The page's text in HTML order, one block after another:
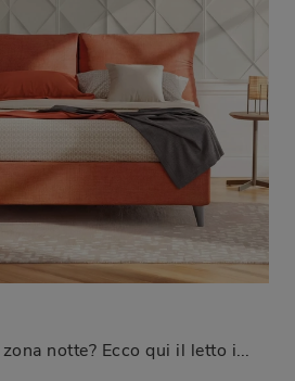
Vuoi progettare la zona notte? Ecco qui il letto in tessuto Plissé di Oggioni per spazi moderni.